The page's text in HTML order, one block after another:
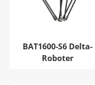
BAT1600-S6 Delta-
Roboter